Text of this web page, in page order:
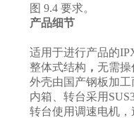
图 9.4 要求。
产品细节
适用于进行产品的
整体式结构 ， 无需
外壳由国产钢板加
内箱、转台采用
转台使用调速电机